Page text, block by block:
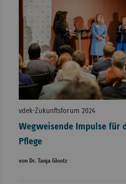
vdek-Zukunftsforum 2024
Wegweisende Impulse für
Pflege
von Dr. Tanja Glootz